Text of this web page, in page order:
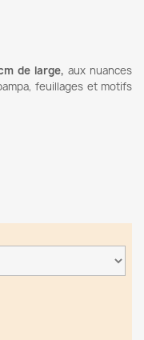
de large, aux nuances
feuillages et motifs